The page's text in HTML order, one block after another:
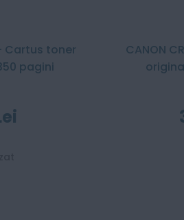
Cartus toner
pagini
CANON